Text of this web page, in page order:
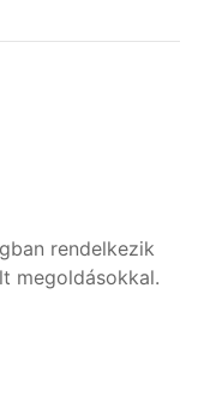
rendelkezik
megoldásokkal.